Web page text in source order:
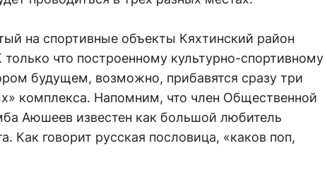
на спортивные объекты Кяхтинский район
только что построенному культурно-спортивному
будущем, возможно, прибавятся сразу три
комплекса. Напомним, что член Общественной
Аюшеев известен как большой любитель
Как говорит русская пословица, «каков поп,